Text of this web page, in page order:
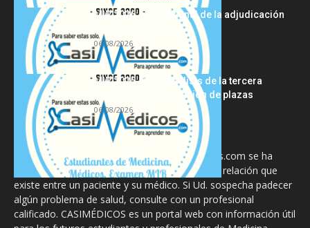
MIR 2026: análisis final de la adjudicación
de plazas y claves...
06/08/2026
MIR 2025-2026: análisis de la tercera
semana de adjudicación de plazas
06/08/2026
La información proporcionada en CasiMedicos.com se ha
diseñado para complementar, no substituir, la relación que
existe entre un paciente y su médico. Si Ud. sospecha padecer
algún problema de salud, consulte con un profesional
calificado. CASIMÉDICOS es un portal web con información útil